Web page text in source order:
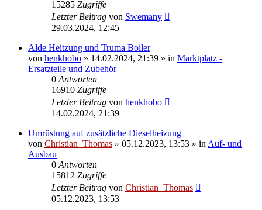
15285 Zugriffe
Letzter Beitrag von Swemany
29.03.2024, 12:45
Alde Heitzung und Truma Boiler
von henkhobo » 14.02.2024, 21:39 » in Marktplatz -
Ersatzteile und Zubehör
0Antworten
16910 Zugriffe
Letzter Beitrag von henkhobo
14.02.2024, 21:39
Umrüstung auf zusätzliche Dieselheizung
von Christian_Thomas » 05.12.2023, 13:53 » inAuf- und
Ausbau
0Antworten
15812 Zugriffe
Letzter Beitrag von Christian_Thomas
05.12.2023, 13:53